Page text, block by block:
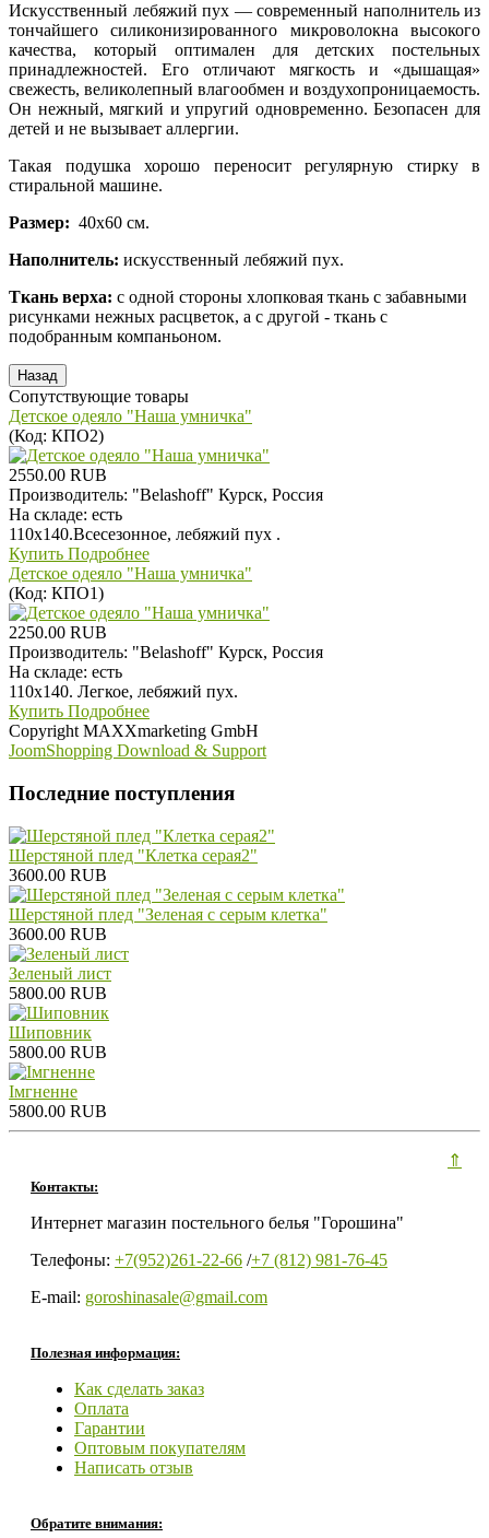
Искусственный лебяжий пух — современный наполнитель из
тончайшего силиконизированного микроволокна высокого
качества, который оптимален для детских постельных
принадлежностей. Его отличают мягкость и «дышащая»
свежесть, великолепный влагообмен и воздухопроницаемость.
Он нежный, мягкий и упругий одновременно. Безопасен для
детей и не вызывает аллергии.
Такая подушка хорошо переносит регулярную стирку в
стиральной машине.
Размер: 40х60 см.
Наполнитель: искусственный лебяжий пух.
Ткань верха: с одной стороны хлопковая ткань с забавными
рисунками нежных расцветок, а с другой - ткань с
подобранным компаньоном.
Сопутствующие товары
Детское одеяло "Наша умничка"
(Код: КПО2)
2550.00 RUB
Производитель: "Belashoff" Курск, Россия
На складе: есть
110х140.Всесезонное, лебяжий пух .
Купить Подробнее
Детское одеяло "Наша умничка"
(Код: КПО1)
2250.00 RUB
Производитель: "Belashoff" Курск, Россия
На складе: есть
110х140. Легкое, лебяжий пух.
Купить Подробнее
Copyright MAXXmarketing GmbH
JoomShopping Download & Support
Последние поступления
Шерстяной плед "Клетка серая2"
3600.00 RUB
Шерстяной плед "Зеленая с серым клетка"
3600.00 RUB
Зеленый лист
5800.00 RUB
Шиповник
5800.00 RUB
Iмгненне
5800.00 RUB
Контакты:
Интернет магазин постельного белья "Горошина"
Телефоны: +7(952)261-22-66 /+7 (812) 981-76-45
E-mail: goroshinasale@gmail.com
Полезная информация:
Как сделать заказ
Оплата
Гарантии
Оптовым покупателям
Написать отзыв
Обратите внимания:
⇑